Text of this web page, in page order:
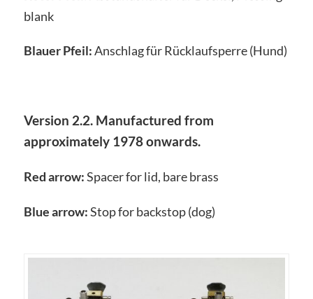
blank
Blauer Pfeil:Anschlag für Rücklaufsperre (Hund)
Version 2.2. Manufactured from
approximately 1978 onwards.
Red arrow:Spacer for lid, bare brass
Blue arrow:Stop for backstop (dog)